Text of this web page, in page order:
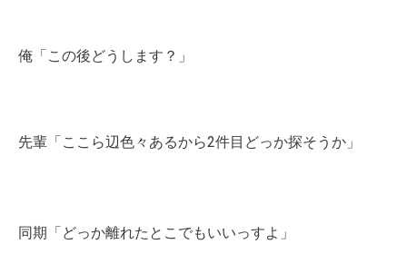
俺「この後どうします？」
先輩「ここら辺色々あるから2件目どっか探そうか」
同期「どっか離れたとこでもいいっすよ」